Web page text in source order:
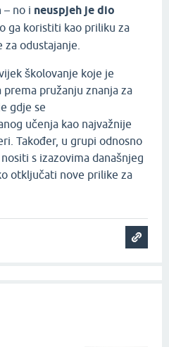
– no i neuspjeh je dio
ga koristiti kao priliku za
odustajanje.
školovanje koje je
pružanju znanja za
gdje se
učenja kao najvažnije
Također, u grupi odnosno
s izazovima današnjeg
otključati nove prilike za